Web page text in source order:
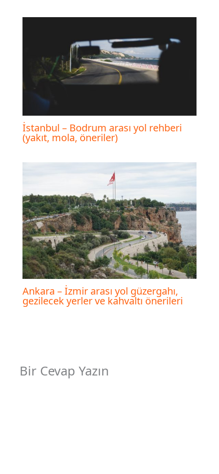
İstanbul – Bodrum arası yol rehberi
(yakıt, mola, öneriler)
Ankara – İzmir arası yol güzergahı,
gezilecek yerler ve kahvaltı önerileri
Bir Cevap Yazın